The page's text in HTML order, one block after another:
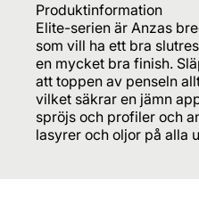
Produktinformation
Elite-serien är Anzas
som vill ha ett bra
en mycket bra finish.
att toppen av penseln
vilket säkrar en jämn
spröjs och profiler och
lasyrer och oljor på alla